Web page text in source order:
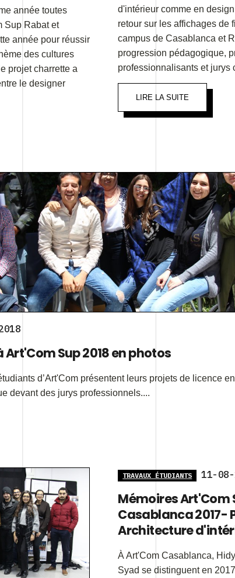
année toutes
Sup Rabat et
année pour réussir
des cultures
projet charrette a
le designer
d'intérieur comme en
retour sur les affichages de
campus de Casablanca et
progression pédagogique,
professionnalisants et jurys
LIRE LA SUITE
Sup 2018 en photos
d’Art'Com présentent leurs projets de licence
devant des jurys professionnels....
TRAVAUX ÉTUDIANTS 11-08-
Mémoires Art'Com
Casablanca 2017-
Architecture
À Art'Com Casablanca,
Syad se distinguent en